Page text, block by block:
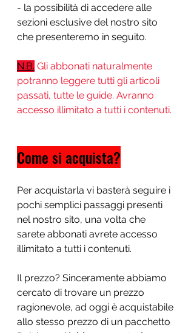
- la possibilità di accedere alle
sezioni esclusive del nostro sito
che presenteremo in seguito.
N.B. Gli abbonati naturalmente
potranno leggere tutti gli articoli
passati, tutte le guide. Avranno
accesso illimitato a tutti i contenuti.
Come si acquista?
Per acquistarla vi basterà seguire i
pochi semplici passaggi presenti
nel nostro sito, una volta che
sarete abbonati avrete accesso
illimitato a tutti i contenuti.
Il prezzo? Sinceramente abbiamo
cercato di trovare un prezzo
ragionevole, ad oggi è acquistabile
allo stesso prezzo di un pacchetto